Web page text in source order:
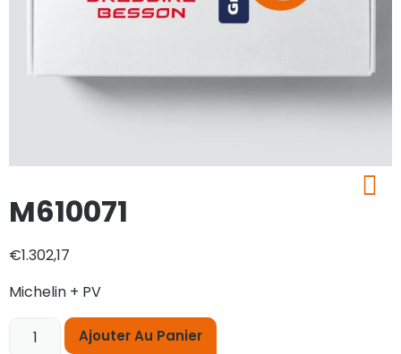
M610071
€1.302,17
Michelin + PV
Ajouter Au Panier